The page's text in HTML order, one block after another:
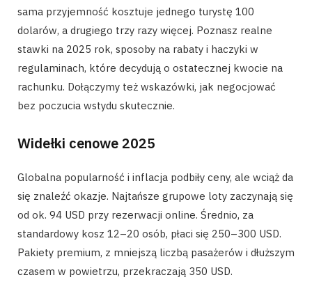
sama przyjemność kosztuje jednego turystę 100
dolarów, a drugiego trzy razy więcej. Poznasz realne
stawki na 2025 rok, sposoby na rabaty i haczyki w
regulaminach, które decydują o ostatecznej kwocie na
rachunku. Dołączymy też wskazówki, jak negocjować
bez poczucia wstydu skutecznie.
Widełki cenowe 2025
Globalna popularność i inflacja podbiły ceny, ale wciąż da
się znaleźć okazje. Najtańsze grupowe loty zaczynają się
od ok. 94 USD przy rezerwacji online. Średnio, za
standardowy kosz 12–20 osób, płaci się 250–300 USD.
Pakiety premium, z mniejszą liczbą pasażerów i dłuższym
czasem w powietrzu, przekraczają 350 USD.